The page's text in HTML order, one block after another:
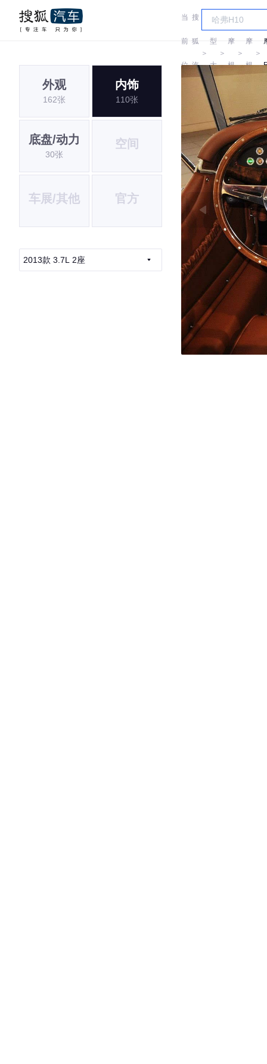
当
前
位
搜
狐
汽
＞
车
型
大
全
＞
摩
根
＞
摩
根
＞
外观
162张
内饰
110张
底盘/动力
30张
空间
车展/其他 官方
2013款 3.7L 2座